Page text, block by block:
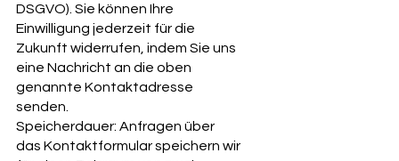
DSGVO). Sie können Ihre
Einwilligung jederzeit für die
Zukunft widerrufen, indem Sie uns
eine Nachricht an die oben
genannte Kontaktadresse
senden.
Speicherdauer: Anfragen über
das Kontaktformular speichern wir